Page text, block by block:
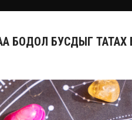
БОДОЛ БУСДЫГ ТАТАХ